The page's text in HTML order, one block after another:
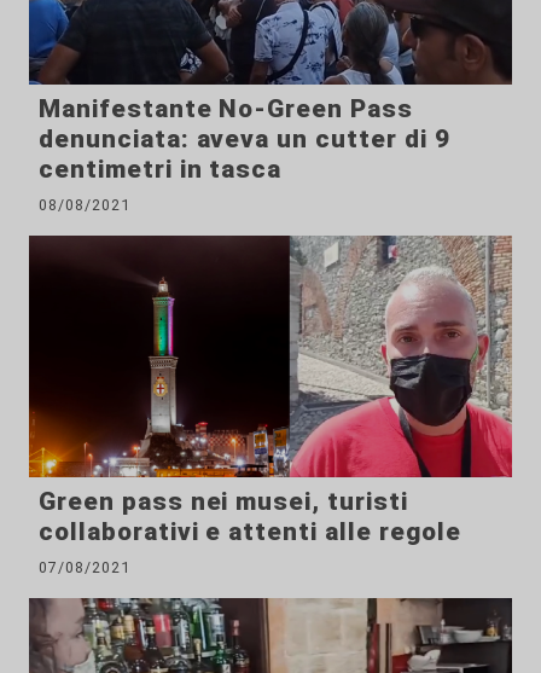
Manifestante No-Green Pass
denunciata: aveva un cutter di 9
centimetri in tasca
08/08/2021
Green pass nei musei, turisti
collaborativi e attenti alle regole
07/08/2021